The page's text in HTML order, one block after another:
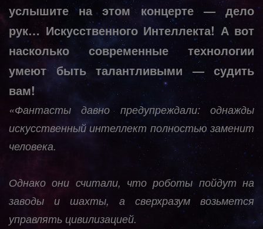
услышите на этом концерте — дело
рук… Искусственного Интеллекта! А вот
насколько современные технологии
умеют быть талантливыми — судить
вам!
«Фантасты давно предупреждали: однажды
искусственный интеллект полностью заменит
человека.
Однако они считали, что роботы пойдут на
заводы и шахты, а сверхразум возьмется
управлять цивилизацией.